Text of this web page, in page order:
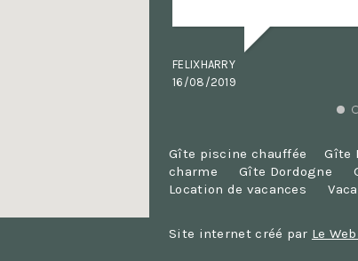
FELIXHARRY
16/08/2019
Gîte piscine chauffée
Gîte
charme
Gîte Dordogne
Location de vacances
Site internet créé par Le